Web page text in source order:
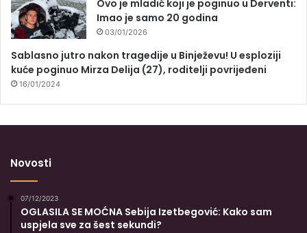
Ovo je mladić koji je poginuo u Derventi:
Imao je samo 20 godina
03/01/2026
Sablasno jutro nakon tragedije u Binježevu! U esploziji
kuće poginuo Mirza Delija (27), roditelji povrijeđeni
16/01/2024
Novosti
07/12/2023
OGLASILA SE MOĆNA Sebija Izetbegović: Kako sam
uspjela sve za šest sekundi?